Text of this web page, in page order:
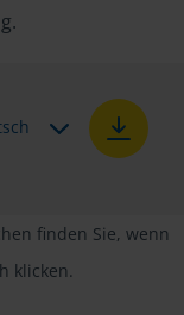
finden Sie, wenn
klicken.